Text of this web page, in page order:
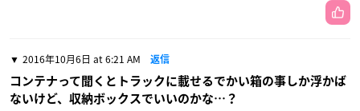
2016年10月6日 at 6:21 AM 返信
コンテナって聞くとトラックに載せるでかい箱の事しか浮かば
ないけど、収納ボックスでいいのかな…？